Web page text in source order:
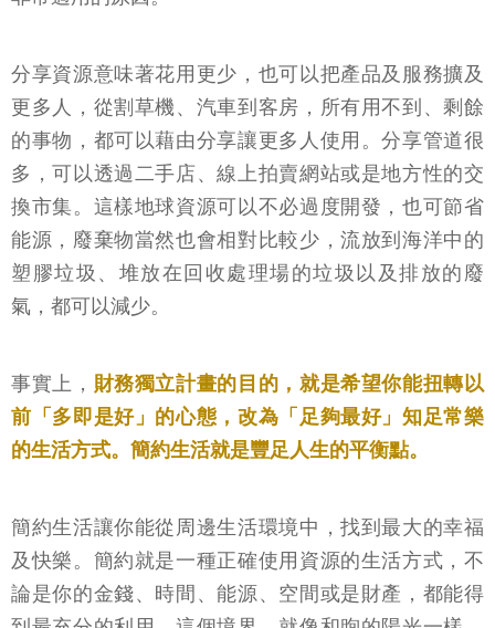
分享資源意味著花用更少，也可以把產品及服務擴及
更多人，從割草機、汽車到客房，所有用不到、剩餘
的事物，都可以藉由分享讓更多人使用。分享管道很
多，可以透過二手店、線上拍賣網站或是地方性的交
換市集。這樣地球資源可以不必過度開發，也可節省
能源，廢棄物當然也會相對比較少，流放到海洋中的
塑膠垃圾、堆放在回收處理場的垃圾以及排放的廢
氣，都可以減少。
事實上， 財務獨立計畫的目的，就是希望你能扭轉以
前「多即是好」的心態，改為「足夠最好」知足常樂
的生活方式。簡約生活就是豐足人生的平衡點。
簡約生活讓你能從周邊生活環境中，找到最大的幸福
及快樂。簡約就是一種正確使用資源的生活方式，不
論是你的金錢、時間、能源、空間或是財產，都能得